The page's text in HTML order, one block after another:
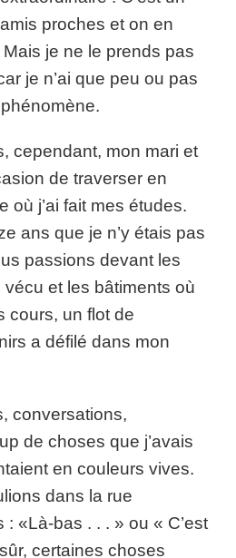
proches et on en
je ne le prends pas
je n’ai que peu ou pas
cependant, mon mari et
de traverser en
où j’ai fait mes études.
ans que je n’y étais pas
passions devant les
vécu et les bâtiments où
cours, un flot de
a défilé dans mon
conversations,
de choses que j’avais
en couleurs vives.
dans la rue
«Là-bas . . . » ou « C’est
certaines choses